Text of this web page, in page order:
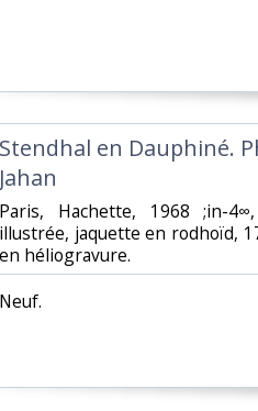
‎Stendhal en Dauphiné.
Jahan‎
‎Paris, Hachette, 1968 ;in-
illustrée, jaquette en rodhoïd,
en héliogravure. ‎
‎Neuf.‎